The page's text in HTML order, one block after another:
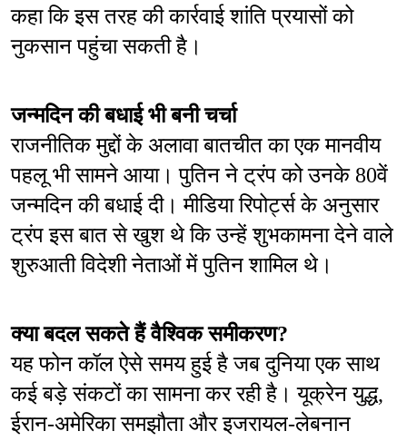
कहा कि इस तरह की कार्रवाई शांति प्रयासों को
नुकसान पहुंचा सकती है।
जन्मदिन की बधाई भी बनी चर्चा
राजनीतिक मुद्दों के अलावा बातचीत का एक मानवीय
पहलू भी सामने आया। पुतिन ने ट्रंप को उनके 80वें
जन्मदिन की बधाई दी। मीडिया रिपोर्ट्स के अनुसार
ट्रंप इस बात से खुश थे कि उन्हें शुभकामना देने वाले
शुरुआती विदेशी नेताओं में पुतिन शामिल थे।
क्या बदल सकते हैं वैश्विक समीकरण?
यह फोन कॉल ऐसे समय हुई है जब दुनिया एक साथ
कई बड़े संकटों का सामना कर रही है। यूक्रेन युद्ध,
ईरान-अमेरिका समझौता और इजरायल-लेबनान